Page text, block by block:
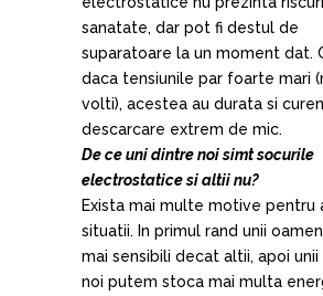
sanatate, dar pot fi destul de
suparatoare la un moment dat.
daca tensiunile par foarte mari
volti), acestea au durata si
descarcare extrem de mic.
De ce uni dintre noi simt socurile
electrostatice si altii nu?
Exista mai multe motive pentru
situatii. In primul rand unii
mai sensibili decat altii, apoi
noi putem stoca mai multa